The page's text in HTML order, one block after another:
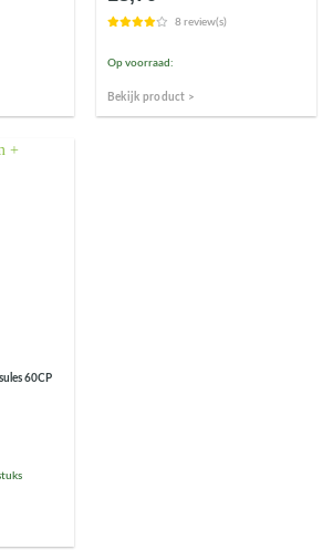
8 review(s)
Op voorraad:
Bekijk product >
60CP